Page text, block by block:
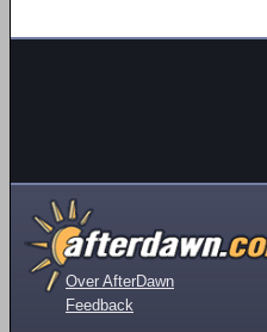
Over AfterDawn
Feedback